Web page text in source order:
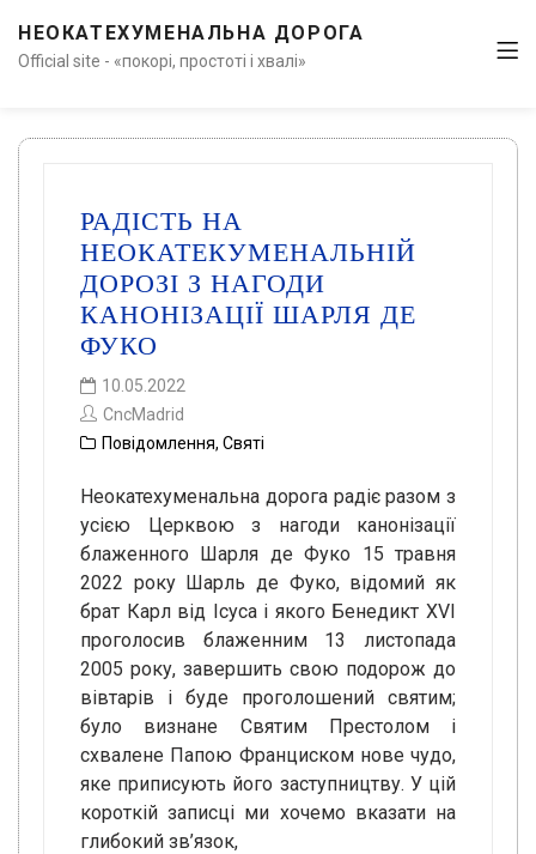
НЕОКАТЕХУМЕНАЛЬНА ДОРОГА
Official site - «покорі, простоті і хвалі»
РАДІСТЬ НА
НЕОКАТЕКУМЕНАЛЬНІЙ
ДОРОЗІ З НАГОДИ
КАНОНІЗАЦІЇ ШАРЛЯ ДЕ
ФУКО
10.05.2022
CncMadrid
Повідомлення, Святі
Неокатехуменальна дорога радіє разом з
усією Церквою з нагоди канонізації
блаженного Шарля де Фуко 15 травня
2022 року Шарль де Фуко, відомий як
брат Карл від Ісуса і якого Бенедикт XVI
проголосив блаженним 13 листопада
2005 року, завершить свою подорож до
вівтарів і буде проголошений святим;
було визнане Святим Престолом і
схвалене Папою Франциском нове чудо,
яке приписують його заступництву. У цій
короткій записці ми хочемо вказати на
глибокий зв’язок,